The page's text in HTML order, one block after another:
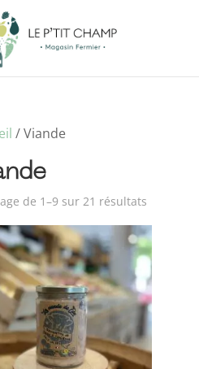
/ Viande
de 1–9 sur 21 résultats